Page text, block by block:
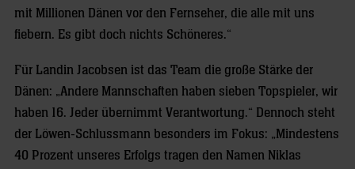
mit Millionen Dänen vor den Fernseher, die alle mit uns
fiebern. Es gibt doch nichts Schöneres.“
Für Landin Jacobsen ist das Team die große Stärke der
Dänen: „Andere Mannschaften haben sieben Topspieler, wir
haben 16. Jeder übernimmt Verantwortung.“ Dennoch steht
der Löwen-Schlussmann besonders im Fokus: „Mindestens
40 Prozent unseres Erfolgs tragen den Namen Niklas